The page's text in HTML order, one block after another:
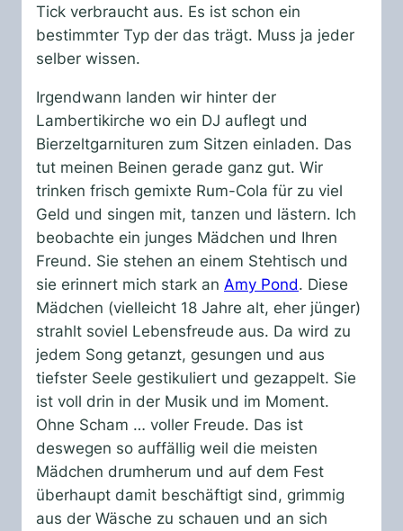
Tick verbraucht aus. Es ist schon ein
bestimmter Typ der das trägt. Muss ja jeder
selber wissen.
Irgendwann landen wir hinter der
Lambertikirche wo ein DJ auflegt und
Bierzeltgarnituren zum Sitzen einladen. Das
tut meinen Beinen gerade ganz gut. Wir
trinken frisch gemixte Rum-Cola für zu viel
Geld und singen mit, tanzen und lästern. Ich
beobachte ein junges Mädchen und Ihren
Freund. Sie stehen an einem Stehtisch und
sie erinnert mich stark an Amy Pond. Diese
Mädchen (vielleicht 18 Jahre alt, eher jünger)
strahlt soviel Lebensfreude aus. Da wird zu
jedem Song getanzt, gesungen und aus
tiefster Seele gestikuliert und gezappelt. Sie
ist voll drin in der Musik und im Moment.
Ohne Scham … voller Freude. Das ist
deswegen so auffällig weil die meisten
Mädchen drumherum und auf dem Fest
überhaupt damit beschäftigt sind, grimmig
aus der Wäsche zu schauen und an sich